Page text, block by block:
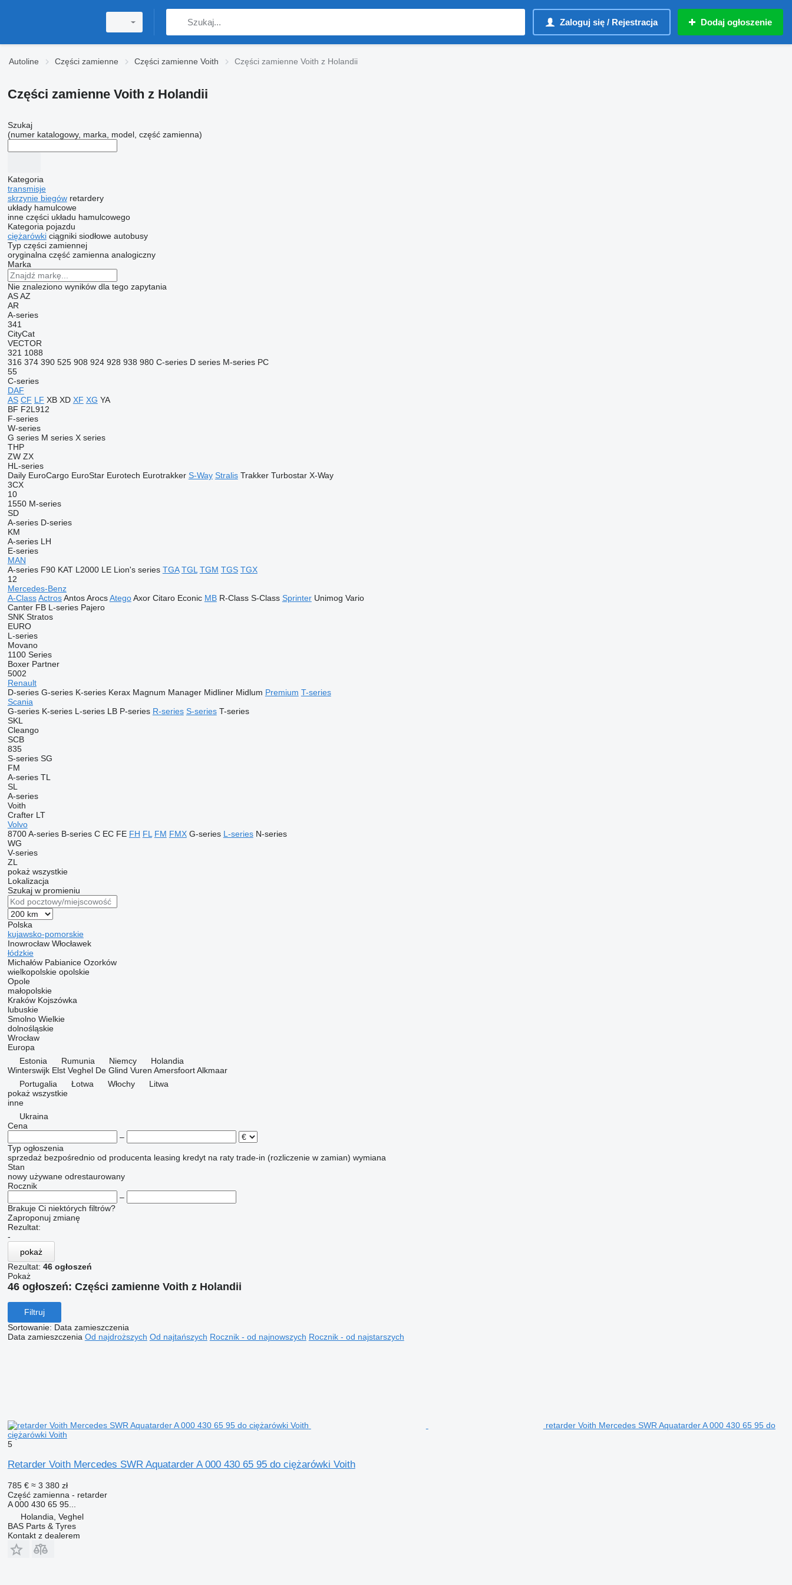
Zaloguj się / Rejestracja Dodaj ogłoszenie
Autoline Części zamienne Części zamienne Voith Części zamienne Voith z Holandii
Części zamienne Voith z Holandii
Szukaj
(numer katalogowy, marka, model, część zamienna)
Kategoria
transmisje
skrzynie biegów retardery
układy hamulcowe
inne części układu hamulcowego
Kategoria pojazdu
ciężarówki ciągniki siodłowe autobusy
Typ części zamiennej
oryginalna część zamienna analogiczny
Marka
Nie znaleziono wyników dla tego zapytania
AS AZ
AR
A-series
341
CityCat
VECTOR
321 1088
316 374 390 525 908 924 928 938 980 C-series D series M-series PC
55
C-series
DAF
AS CF LF XB XD XF XG YA
BF F2L912
F-series
W-series
G series M series X series
THP
ZW ZX
HL-series
Daily EuroCargo EuroStar Eurotech Eurotrakker S-Way Stralis Trakker Turbostar X-Way
3CX
10
1550 M-series
SD
A-series D-series
KM
A-series LH
E-series
MAN
A-series F90 KAT L2000 LE Lion's series TGA TGL TGM TGS TGX
12
Mercedes-Benz
A-Class Actros Antos Arocs Atego Axor Citaro Econic MB R-Class S-Class Sprinter Unimog Vario
Canter FB L-series Pajero
SNK Stratos
EURO
L-series
Movano
1100 Series
Boxer Partner
5002
Renault
D-series G-series K-series Kerax Magnum Manager Midliner Midlum Premium T-series
Scania
G-series K-series L-series LB P-series R-series S-series T-series
SKL
Cleango
SCB
835
S-series SG
FM
A-series TL
SL
A-series
Voith
Crafter LT
Volvo
8700 A-series B-series C EC FE FH FL FM FMX G-series L-series N-series
WG
V-series
ZL
pokaż wszystkie
Lokalizacja
Szukaj w promieniu
Polska
kujawsko-pomorskie
Inowrocław Włocławek
łódzkie
Michałów Pabianice Ozorków
wielkopolskie opolskie
Opole
małopolskie
Kraków Kojszówka
lubuskie
Smolno Wielkie
dolnośląskie
Wrocław
Europa
Estonia
Rumunia Niemcy
Holandia
Winterswijk Elst Veghel De Glind Vuren Amersfoort Alkmaar
Portugalia
Łotwa Włochy
Litwa
pokaż wszystkie
inne
Ukraina
Cena
–
Typ ogłoszenia
sprzedaż bezpośrednio od producenta leasing kredyt na raty trade-in (rozliczenie w zamian) wymiana
Stan
nowy używane odrestaurowany
Rocznik
–
Brakuje Ci niektórych filtrów?
Zaproponuj zmianę
Rezultat:
-
pokaż
Rezultat: 46 ogłoszeń
Pokaż
46 ogłoszeń: Części zamienne Voith z Holandii
Filtruj
Sortowanie: Data zamieszczenia
Data zamieszczenia Od najdroższych Od najtańszych Rocznik - od najnowszych Rocznik - od najstarszych
retarder Voith Mercedes SWR Aquatarder A 000 430 65 95 do
ciężarówki Voith
5
Retarder Voith Mercedes SWR Aquatarder A 000 430 65 95 do ciężarówki Voith
785 € ≈ 3 380 zł
Część zamienna - retarder
A 000 430 65 95...
Holandia, Veghel
BAS Parts & Tyres
Kontakt z dealerem